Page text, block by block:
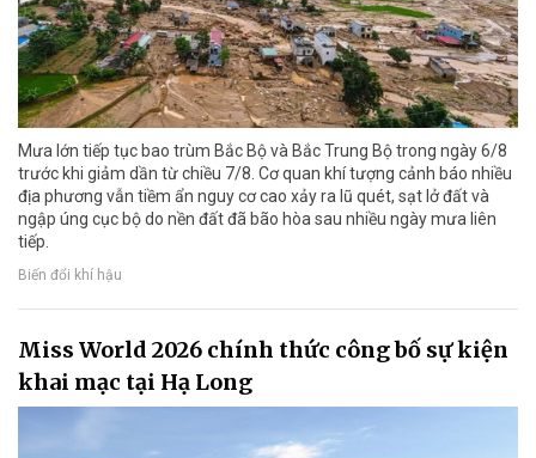
Mưa lớn tiếp tục bao trùm Bắc Bộ và Bắc Trung Bộ trong ngày 6/8
trước khi giảm dần từ chiều 7/8. Cơ quan khí tượng cảnh báo nhiều
địa phương vẫn tiềm ẩn nguy cơ cao xảy ra lũ quét, sạt lở đất và
ngập úng cục bộ do nền đất đã bão hòa sau nhiều ngày mưa liên
tiếp.
Biến đổi khí hậu
Miss World 2026 chính thức công bố sự kiện
khai mạc tại Hạ Long